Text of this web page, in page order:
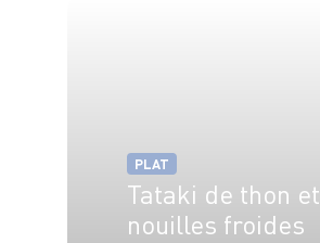
PLAT
Tataki de thon et
nouilles froides